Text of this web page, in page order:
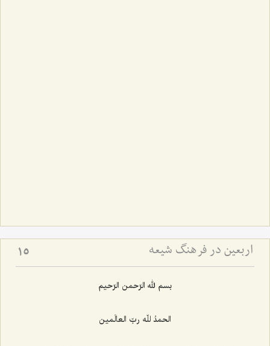
اربعین در فرهنگ شیعه 15
بسم لله الرّحمن الرّحیم
الحمدُ للّه ربّ العالَمین